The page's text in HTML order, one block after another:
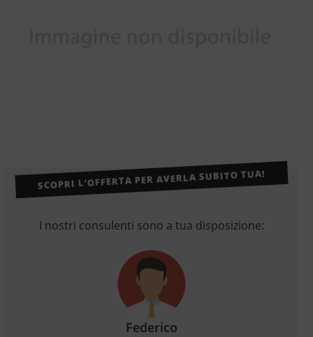
SCOPRI L’OFFERTA PER AVERLA SUBITO TUA!
I nostri consulenti sono a tua disposizione:
Federico